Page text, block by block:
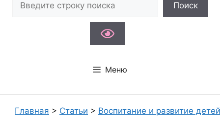
Поиск
Меню
Главная > Статьи > Воспитание и развитие детей